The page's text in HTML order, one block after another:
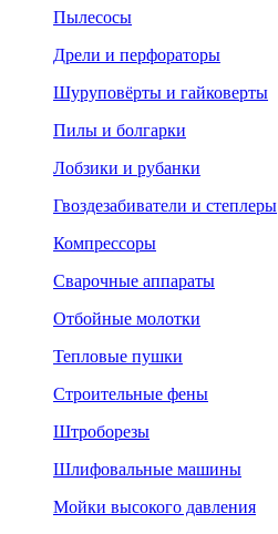
Пылесосы
Дрели и перфораторы
Шуруповёрты и гайковерты
Пилы и болгарки
Лобзики и рубанки
Гвоздезабиватели и степлеры
Компрессоры
Сварочные аппараты
Отбойные молотки
Тепловые пушки
Строительные фены
Штроборезы
Шлифовальные машины
Мойки высокого давления